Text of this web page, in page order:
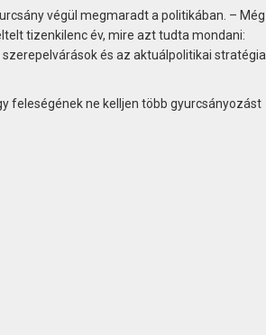
végül megmaradt a politikában. – Még
tizenkilenc év, mire azt tudta mondani:
és az aktuálpolitikai stratégia
feleségének ne kelljen több gyurcsányozást